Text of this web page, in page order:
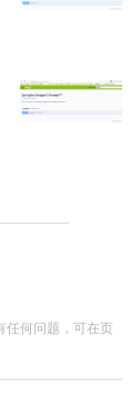
任何问题，可在页